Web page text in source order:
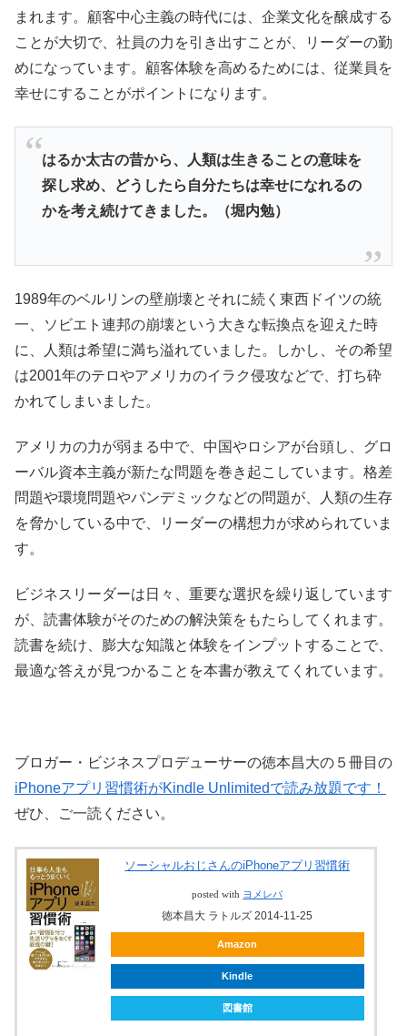
まれます。顧客中心主義の時代には、企業文化を醸成する
ことが大切で、社員の力を引き出すことが、リーダーの勤
めになっています。顧客体験を高めるためには、従業員を
幸せにすることがポイントになります。
はるか太古の昔から、人類は生きることの意味を
探し求め、どうしたら自分たちは幸せになれるの
かを考え続けてきました。（堀内勉）
1989年のベルリンの壁崩壊とそれに続く東西ドイツの統
一、ソビエト連邦の崩壊という大きな転換点を迎えた時
に、人類は希望に満ち溢れていました。しかし、その希望
は2001年のテロやアメリカのイラク侵攻などで、打ち砕
かれてしまいました。
アメリカの力が弱まる中で、中国やロシアが台頭し、グロ
ーバル資本主義が新たな問題を巻き起こしています。格差
問題や環境問題やパンデミックなどの問題が、人類の生存
を脅かしている中で、リーダーの構想力が求められていま
す。
ビジネスリーダーは日々、重要な選択を繰り返しています
が、読書体験がそのための解決策をもたらしてくれます。
読書を続け、膨大な知識と体験をインプットすることで、
最適な答えが見つかることを本書が教えてくれています。
ブロガー・ビジネスプロデューサーの徳本昌大の５冊目の
iPhoneアプリ習慣術がKindle Unlimitedで読み放題です！
ぜひ、ご一読ください。
ソーシャルおじさんのiPhoneアプリ習慣術
posted with ヨメレバ
徳本昌大 ラトルズ 2014-11-25
Amazon
Kindle
図書館